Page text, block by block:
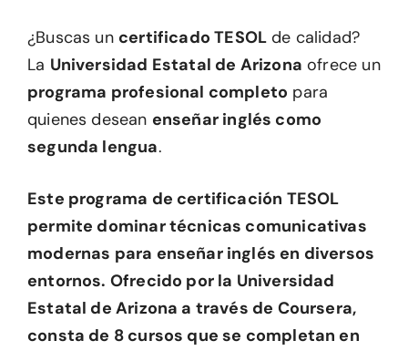
¿Buscas un certificado TESOL de calidad?
La Universidad Estatal de Arizona ofrece un
programa profesional completo para
quienes desean enseñar inglés como
segunda lengua.
Este programa de certificación TESOL
permite dominar técnicas comunicativas
modernas para enseñar inglés en diversos
entornos. Ofrecido por la Universidad
Estatal de Arizona a través de Coursera,
consta de 8 cursos que se completan en